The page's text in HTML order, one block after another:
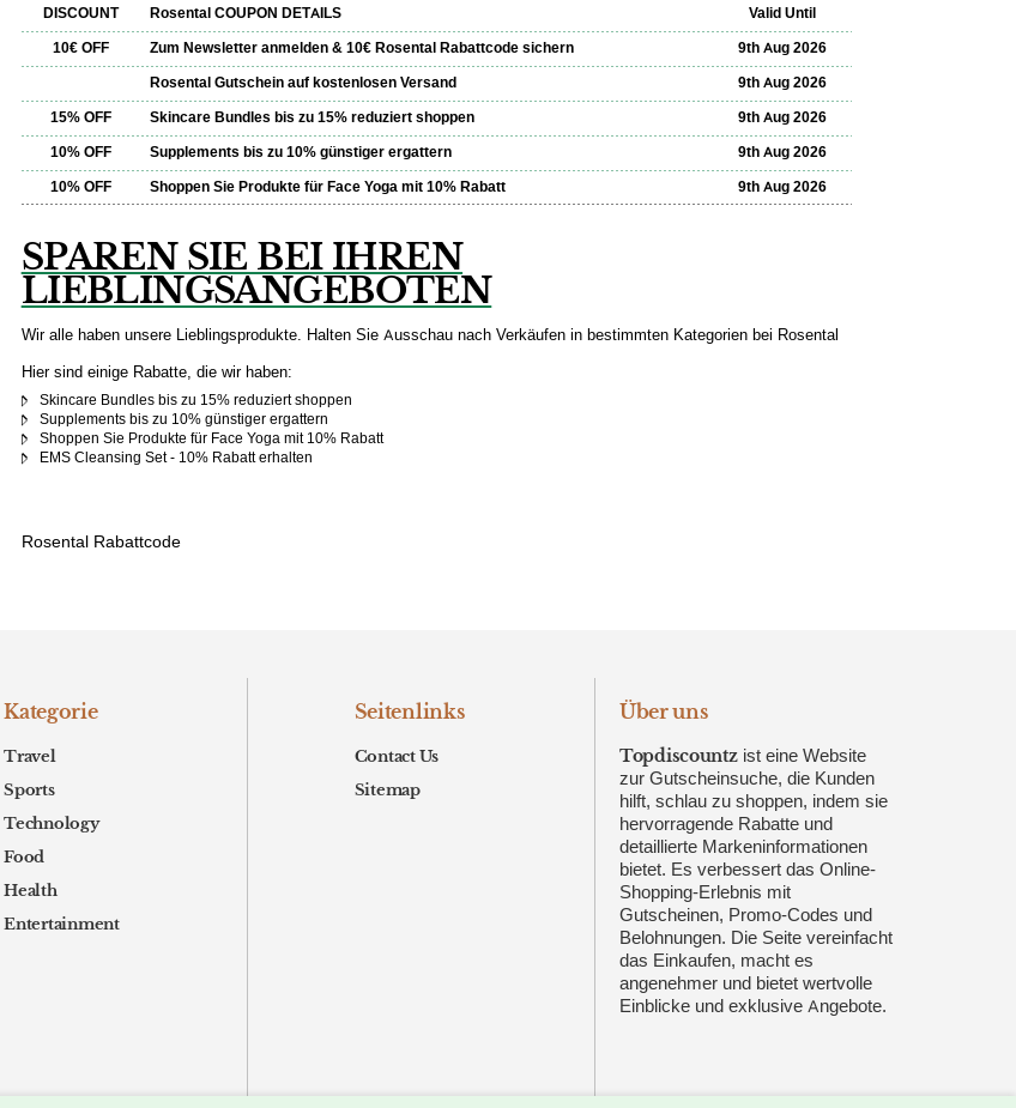
DISCOUNT Rosental COUPON DETAILS Valid Until
10€ OFF Zum Newsletter anmelden & 10€ Rosental Rabattcode sichern 9th Aug 2026
Rosental Gutschein auf kostenlosen Versand 9th Aug 2026
15% OFF Skincare Bundles bis zu 15% reduziert shoppen 9th Aug 2026
10% OFF Supplements bis zu 10% günstiger ergattern 9th Aug 2026
10% OFF Shoppen Sie Produkte für Face Yoga mit 10% Rabatt 9th Aug 2026
SPAREN SIE BEI IHREN
LIEBLINGSANGEBOTEN
Wir alle haben unsere Lieblingsprodukte. Halten Sie Ausschau nach Verkäufen in bestimmten Kategorien bei Rosental
Hier sind einige Rabatte, die wir haben:
Skincare Bundles bis zu 15% reduziert shoppen
Supplements bis zu 10% günstiger ergattern
Shoppen Sie Produkte für Face Yoga mit 10% Rabatt
EMS Cleansing Set - 10% Rabatt erhalten
Rosental Rabattcode
Kategorie
Travel
Sports
Technology
Food
Health
Entertainment
Seitenlinks
Contact Us
Sitemap
Über uns
Topdiscountzist eine Website
zur Gutscheinsuche, die Kunden
hilft, schlau zu shoppen, indem sie
hervorragende Rabatte und
detaillierte Markeninformationen
bietet. Es verbessert das Online-
Shopping-Erlebnis mit
Gutscheinen, Promo-Codes und
Belohnungen. Die Seite vereinfacht
das Einkaufen, macht es
angenehmer und bietet wertvolle
Einblicke und exklusive Angebote.